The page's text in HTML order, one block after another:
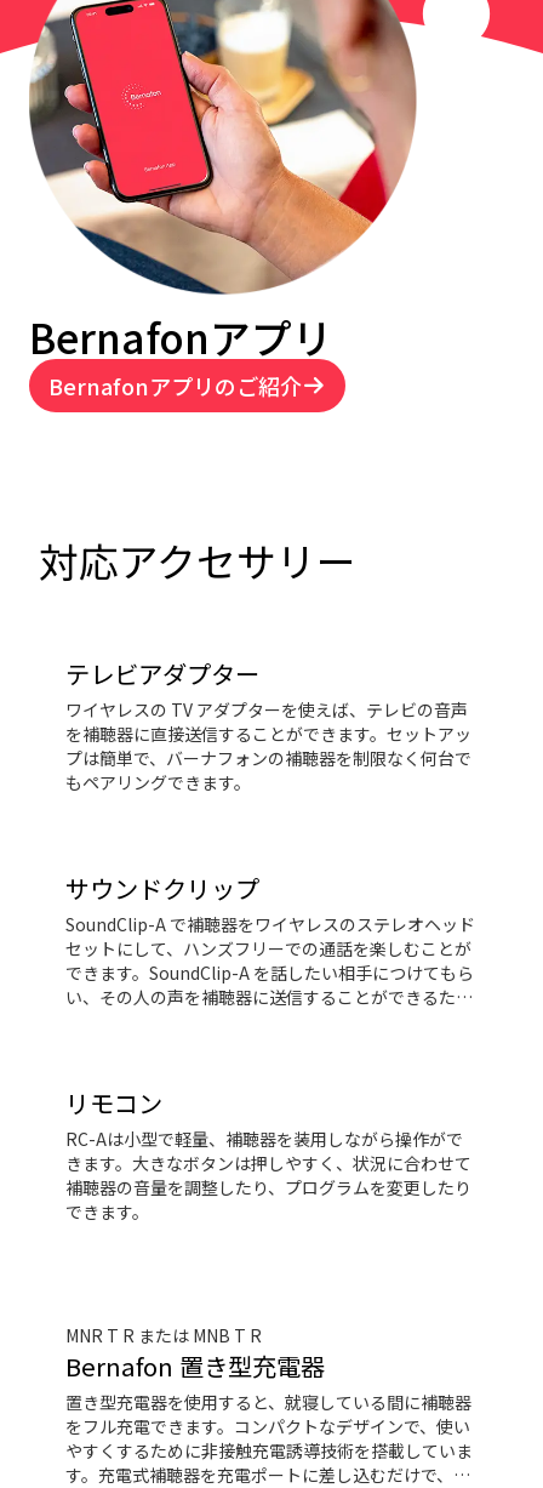
Bernafonアプリ
Bernafonアプリのご紹介
対応アクセサリー
テレビアダプター
ワイヤレスの TV アダプターを使えば、テレビの音声
を補聴器に直接送信することができます。セットアッ
プは簡単で、バーナフォンの補聴器を制限なく何台で
もペアリングできます。
サウンドクリップ
SoundClip-A で補聴器をワイヤレスのステレオヘッド
セットにして、ハンズフリーでの通話を楽しむことが
できます。SoundClip-A を話したい相手につけてもら
い、その人の声を補聴器に送信することができるた
やデバイスによっては、音楽や音声を補聴器にスト
リーミングするために、SoundClip-A が必要となりま
す。
リモコン
RC-Aは小型で軽量、補聴器を装用しながら操作がで
きます。大きなボタンは押しやすく、状況に合わせて
補聴器の音量を調整したり、プログラムを変更したり
できます。
MNR T R または MNB T R
Bernafon 置き型充電器
置き型充電器を使用すると、就寝している間に補聴器
をフル充電できます。コンパクトなデザインで、使い
やすくするために非接触充電誘導技術を搭載していま
す。充電式補聴器を充電ポートに差し込むだけで、最